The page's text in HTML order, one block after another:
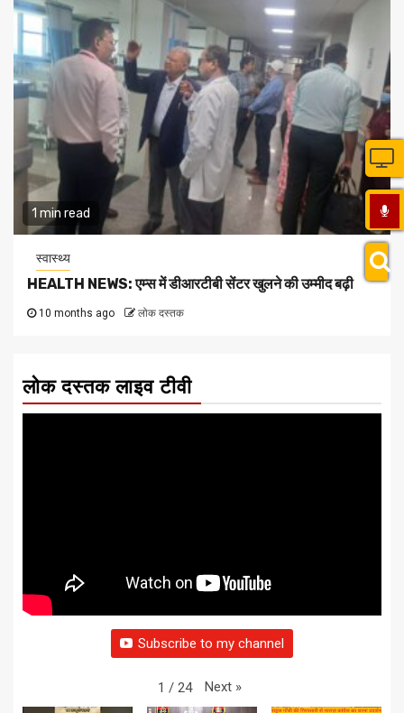
1 min read
स्वास्थ्य
HEALTH NEWS: एम्स में डीआरटीबी सेंटर खुलने की उम्मीद बढ़ी
10 months ago लोक दस्तक
लोक दस्तक लाइव टीवी
Subscribe to my channel
1 / 24 Next »